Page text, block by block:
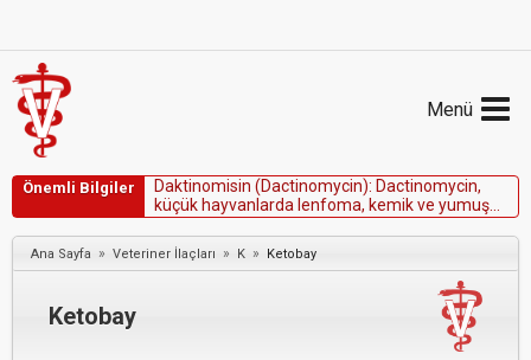
Menü
Önemli Bilgiler Daktinomisin (Dactinomycin): Dactinomycin,
küçük hayvan arda enfoma, kemikve yumuş
dokusarkomlarıvekarsinomlarıntedavisinde
kullanılmıştır
Ana Sayfa » Veteriner İlaçları » K » Ketobay
Ketobay